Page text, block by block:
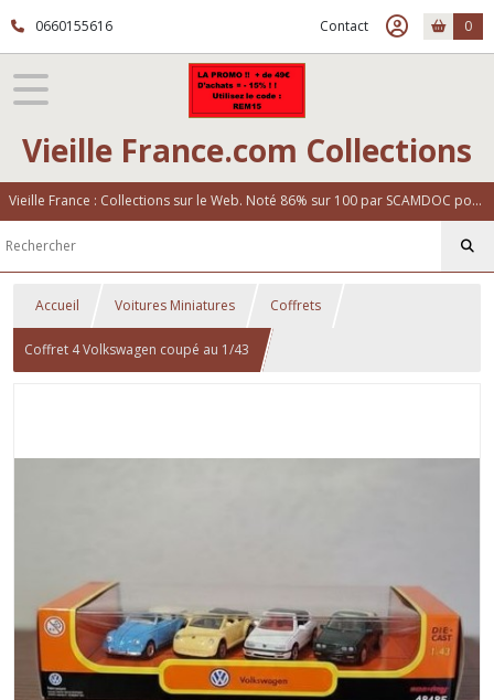
0660155616 Contact 0
Vieille France.com Collections
Vieille France : Collections sur le Web. Noté 86% sur 100 par SCAMDOC pour notre fiabilité
Accueil Voitures Miniatures Coffrets
Coffret 4 Volkswagen coupé au 1/43